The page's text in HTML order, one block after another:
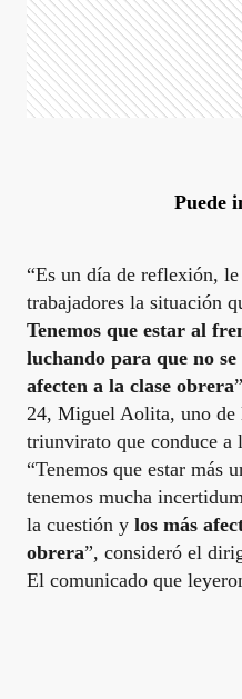
Puede
“Es un día de reflexión,
trabajadores la situación
Tenemos que estar al
luchando para que no
afecten a la clase obrera
24, Miguel Aolita, uno de
triunvirato que conduce a
“Tenemos que estar más
tenemos mucha
la cuestión y los más
obrera”, consideró el
El comunicado que